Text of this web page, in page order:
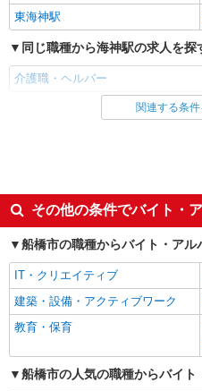
東海神駅
同じ職種から海神駅の求人を探
介護職・ヘルパー
同じ雇用形態から海神駅の求人
入社日応相談
友達と応募OK
未経験歓迎
女性活躍中
フリーター歓迎
ブランクOK
エルダー（50代～）活躍中
禁煙・分煙
関連する条
その他の条件でバイト・
船橋市の職種からバイト・アル
IT・クリエイティブ
建築・設備・アクティブワーク
教育・保育
船橋市の人気の職種からバイ